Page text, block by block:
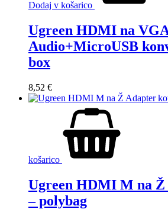
Dodaj v košarico
Ugreen HDMI na
Audio+MicroUSB
box
8,52 €
košarico
Ugreen HDMI M na
– polybag